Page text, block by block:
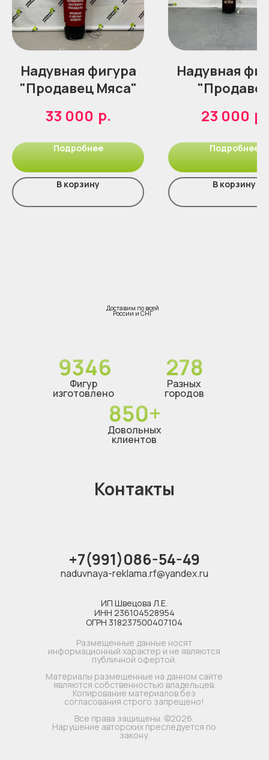
Надувная фигура
"Продавец Мяса"
33 000 р.
Подробнее
В корзину
Надувная
23 000 р.
Подробнее
В корзину
850+
9346
Контакты
Доставим по всей
России и СНГ
Размещенные данные носят
информационный характер и не являются
публичной офертой.
Материалы размещенные на данном сайте
являются собственностью владельцев.
Копирование материалов без
согласования строго запрещено!
Все права защищены. ©2026.
Нарушение авторских преследуется по
закону.
Довольных
клиентов
278
Разных
городов
Фигур
изготовлено
ИП Швецова Л.Е.
ИНН 236104528954
ОГРН 318237500407104
+7(991)086-54-49
naduvnaya-reklama.rf@yandex.ru